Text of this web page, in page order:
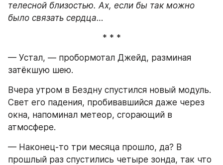
телесной близостью. Ах, если бы так можно
было связать сердца…
* * *
— Устал, — пробормотал Джейд, разминая
затёкшую шею.
Вчера утром в Бездну спустился новый модуль.
Свет его падения, пробивавшийся даже через
окна, напоминал метеор, сгорающий в
атмосфере.
— Наконец-то три месяца прошло, да? В
прошлый раз спустились четыре зонда, так что